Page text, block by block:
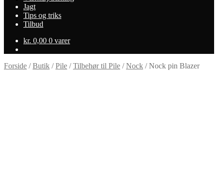
Jagt
Tips og triks
Tilbud
kr. 0,00 0 varer
Forside /Butik /Pile /Tilbehør til Pile /Nock /Nock pin Blazer